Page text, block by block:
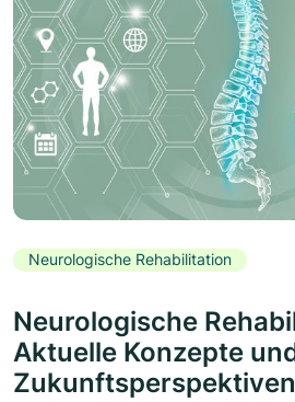
Neurologische Rehabilitation
Neurologische
Aktuelle Konzepte
Zukunftsperspektiven